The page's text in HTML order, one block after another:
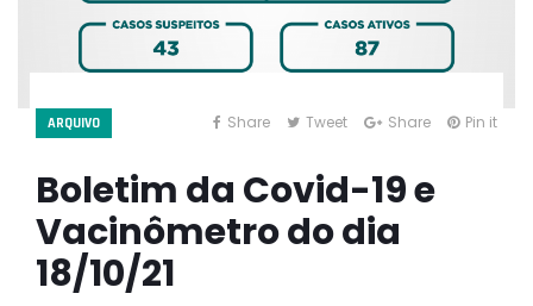
ARQUIVO Share Tweet Share Pin it
Boletim da Covid-19 e
Vacinômetro do dia
18/10/21